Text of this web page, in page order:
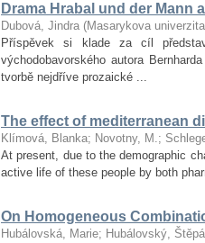
Drama Hrabal und der Mann
Dubová, Jindra (Masarykova univerzita
Příspěvek si klade za cíl
východobavorského autora
tvorbě nejdříve prozaické ...
The effect of mediterranean
Klímová, Blanka; Novotny, M.;
At present, due to the demographic
active life of these people by both
On Homogeneous
Hubálovská, Marie; Hubálovský,